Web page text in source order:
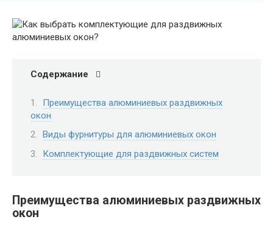
Содержание
Преимущества алюминиевых раздвижных
окон
Виды фурнитуры для алюминиевых окон
Комплектующие для раздвижных систем
Преимущества алюминиевых раздвижных
окон